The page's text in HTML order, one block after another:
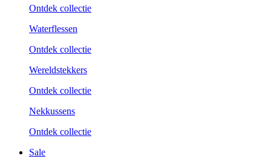
Ontdek collectie
Waterflessen
Ontdek collectie
Wereldstekkers
Ontdek collectie
Nekkussens
Ontdek collectie
Sale